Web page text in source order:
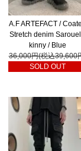
A.F ARTEFACT /
Stretch denim
kinny / Blue
36,000円(税込39,600
SOLD OUT